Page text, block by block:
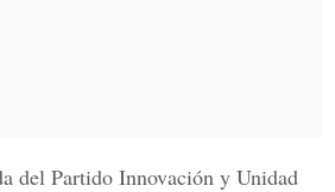
del Partido Innovación y Unidad